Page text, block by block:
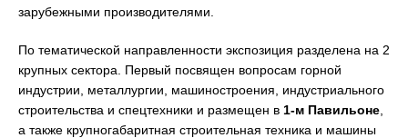
зарубежными производителями.
По тематической направленности экспозиция разделена на 2
крупных сектора. Первый посвящен вопросам горной
индустрии, металлургии, машиностроения, индустриального
строительства и спецтехники и размещен в 1-м Павильоне
а также крупногабаритная строительная техника и машины